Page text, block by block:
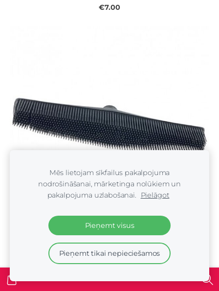
€7.00
€10.00
Mēs lietojam sīkfailus pakalpojuma
nodrošināšanai, mārketinga nolūkiem un
pakalpojuma uzlabošanai.
Pielāgot
Pieņemt visus
Pieņemt tikai nepieciešamos